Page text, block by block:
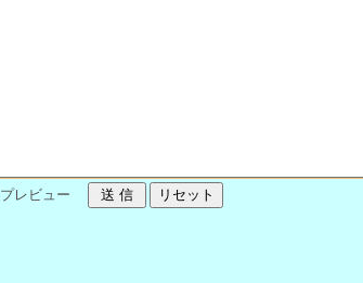
プレビュー